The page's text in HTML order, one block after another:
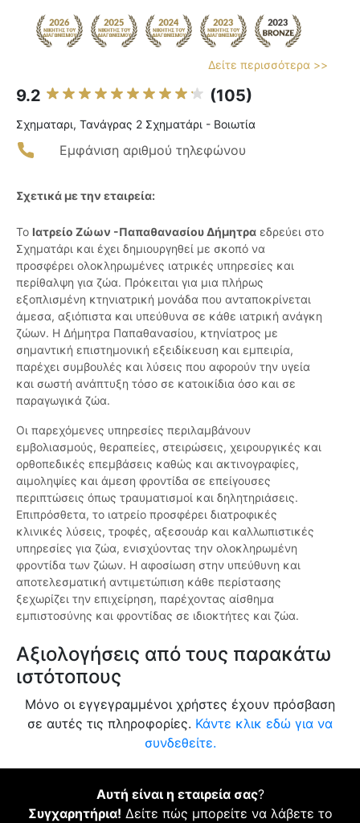
Δείτε περισσότερα >>
9.2 (105)
Σχηματαρι, Τανάγρας 2 Σχηματάρι - Βοιωτία
Εμφάνιση αριθμού τηλεφώνου
Σχετικά με την εταιρεία:
Το Ιατρείο Ζώων -Παπαθανασίου Δήμητρα εδρεύει στο
Σχηματάρι και έχει δημιουργηθεί με σκοπό να
προσφέρει ολοκληρωμένες ιατρικές υπηρεσίες και
περίθαλψη για ζώα. Πρόκειται για μια πλήρως
εξοπλισμένη κτηνιατρική μονάδα που ανταποκρίνεται
άμεσα, αξιόπιστα και υπεύθυνα σε κάθε ιατρική ανάγκη
ζώων. Η Δήμητρα Παπαθανασίου, κτηνίατρος με
σημαντική επιστημονική εξειδίκευση και εμπειρία,
παρέχει συμβουλές και λύσεις που αφορούν την υγεία
και σωστή ανάπτυξη τόσο σε κατοικίδια όσο και σε
παραγωγικά ζώα.
Οι παρεχόμενες υπηρεσίες περιλαμβάνουν
εμβολιασμούς, θεραπείες, στειρώσεις, χειρουργικές και
ορθοπεδικές επεμβάσεις καθώς και ακτινογραφίες,
αιμοληψίες και άμεση φροντίδα σε επείγουσες
περιπτώσεις όπως τραυματισμοί και δηλητηριάσεις.
Επιπρόσθετα, το ιατρείο προσφέρει διατροφικές
κλινικές λύσεις, τροφές, αξεσουάρ και καλλωπιστικές
υπηρεσίες για ζώα, ενισχύοντας την ολοκληρωμένη
φροντίδα των ζώων. Η αφοσίωση στην υπεύθυνη και
αποτελεσματική αντιμετώπιση κάθε περίστασης
ξεχωρίζει την επιχείρηση, παρέχοντας αίσθημα
εμπιστοσύνης και φροντίδας σε ιδιοκτήτες και ζώα.
Αξιολογήσεις από τους παρακάτω
ιστότοπους
Μόνο οι εγγεγραμμένοι χρήστες έχουν πρόσβαση
σε αυτές τις πληροφορίες. Κάντε κλικ εδώ για να
συνδεθείτε.
Αυτή είναι η εταιρεία σας?
Συγχαρητήρια! Δείτε πώς μπορείτε να λάβετε το